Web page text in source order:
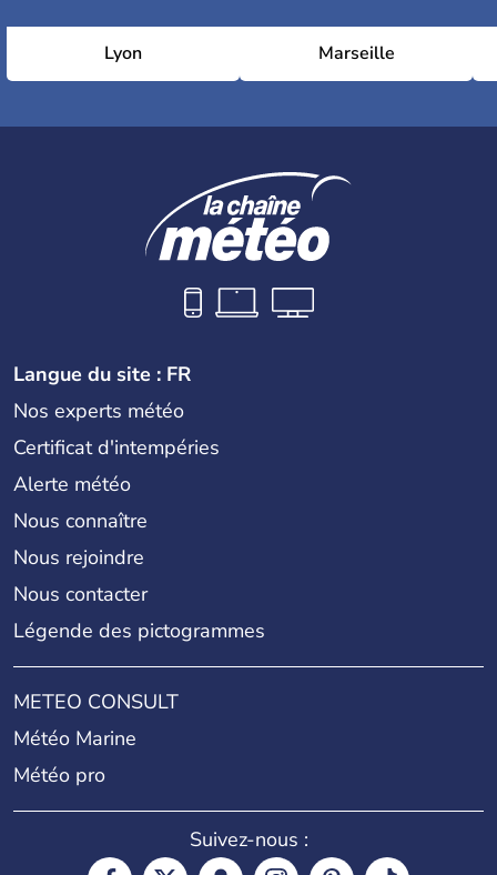
Lyon Marseille
Langue du site : FR
Nos experts météo
Certificat d'intempéries
Alerte météo
Nous connaître
Nous rejoindre
Nous contacter
Légende des pictogrammes
METEO CONSULT
Météo Marine
Météo pro
Suivez-nous :